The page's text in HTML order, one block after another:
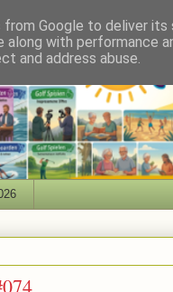
Google to deliver
along with performance
and address abuse.